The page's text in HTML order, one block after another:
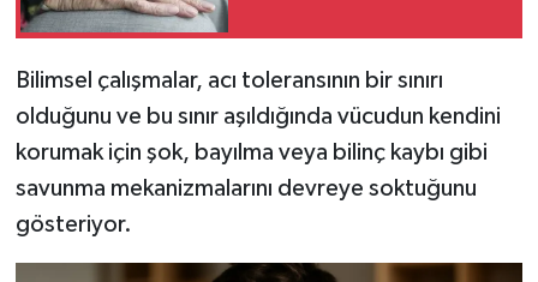
Bilimsel çalışmalar, acı toleransının bir sınırı
olduğunu ve bu sınır aşıldığında vücudun kendini
korumak için şok, bayılma veya bilinç kaybı gibi
savunma mekanizmalarını devreye soktuğunu
gösteriyor.
Otomobil
Pazarlar
Politika